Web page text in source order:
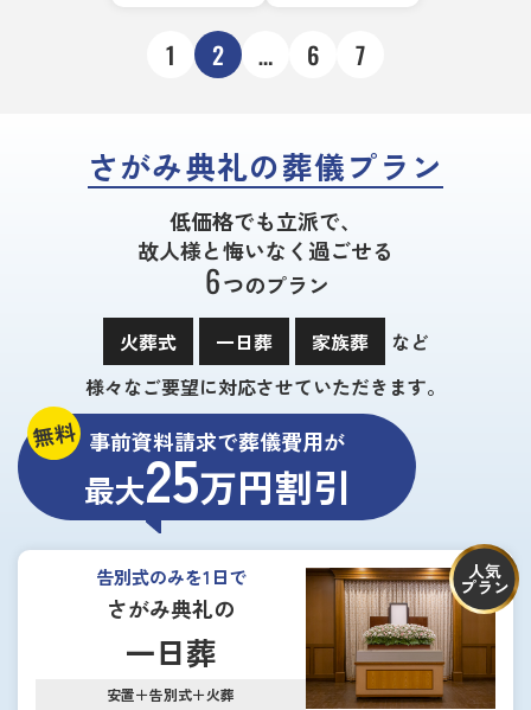
1 2 … 6 7
さがみ典礼の葬儀プラン
低価格でも立派で、
故人様と悔いなく過ごせる
6つのプラン
火葬式 一日葬 家族葬
など
様々なご要望に対応させていただきます。
無料 事前資料請求で葬儀費用が
最大25万円割引
告別式のみを1日で
さがみ典礼の
一日葬
安置＋告別式＋火葬
人気
プラン